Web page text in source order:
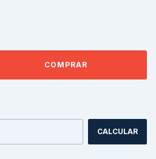
CALCULAR